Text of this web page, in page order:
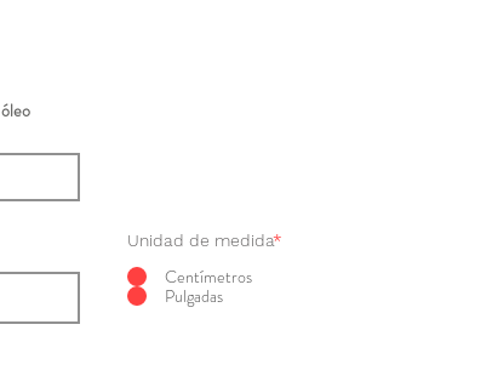
Unidad de medida*
Centímetros
Pulgadas